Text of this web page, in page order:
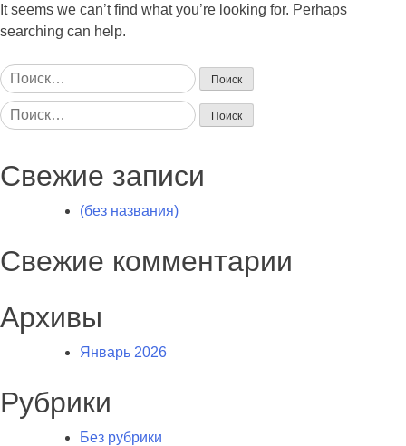
It seems we can’t find what you’re looking for. Perhaps
searching can help.
Найти:
Найти:
Свежие записи
(без названия)
Свежие комментарии
Архивы
Январь 2026
Рубрики
Без рубрики